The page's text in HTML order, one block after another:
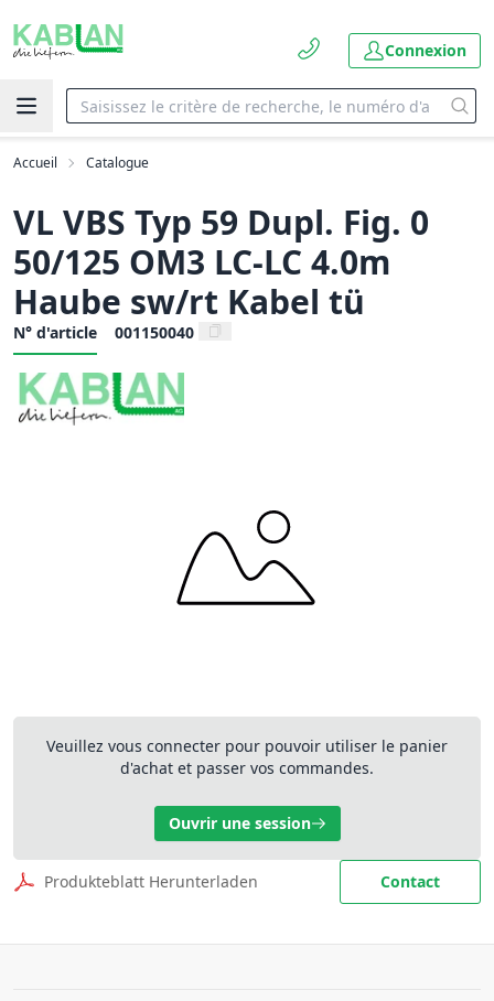
Connexion
Accueil Catalogue
VL VBS Typ 59 Dupl. Fig. 0
50/125 OM3 LC-LC 4.0m
Haube sw/rt Kabel tü
N° d'article 001150040
Veuillez vous connecter pour pouvoir utiliser le panier
d'achat et passer vos commandes.
Ouvrir une session
Produkteblatt Herunterladen Contact